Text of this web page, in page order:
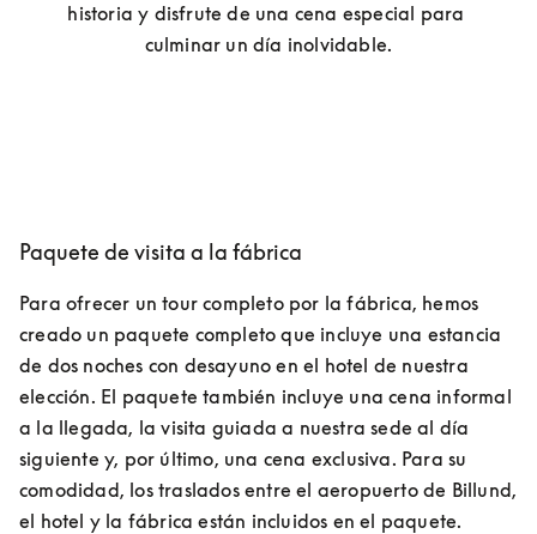
historia y disfrute de una cena especial para
culminar un día inolvidable.
Paquete de visita a la fábrica
Para ofrecer un tour completo por la fábrica, hemos
creado un paquete completo que incluye una estancia
de dos noches con desayuno en el hotel de nuestra
elección. El paquete también incluye una cena informal
a la llegada, la visita guiada a nuestra sede al día
siguiente y, por último, una cena exclusiva. Para su
comodidad, los traslados entre el aeropuerto de Billund,
el hotel y la fábrica están incluidos en el paquete.